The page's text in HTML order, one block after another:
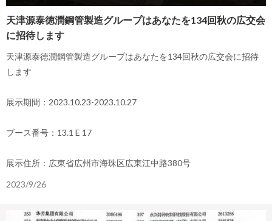
天津源泰徳潤鋼管製造グループはあなたを134回秋の広交会
に招待します
天津源泰徳潤鋼管製造グループはあなたを134回秋の広交会に招待
します
展示期間：2023.10.23-2023.10.27
ブース番号：13.1 E 17
展示住所：広東省広州市海珠区広東江中路380号
2023/9/26